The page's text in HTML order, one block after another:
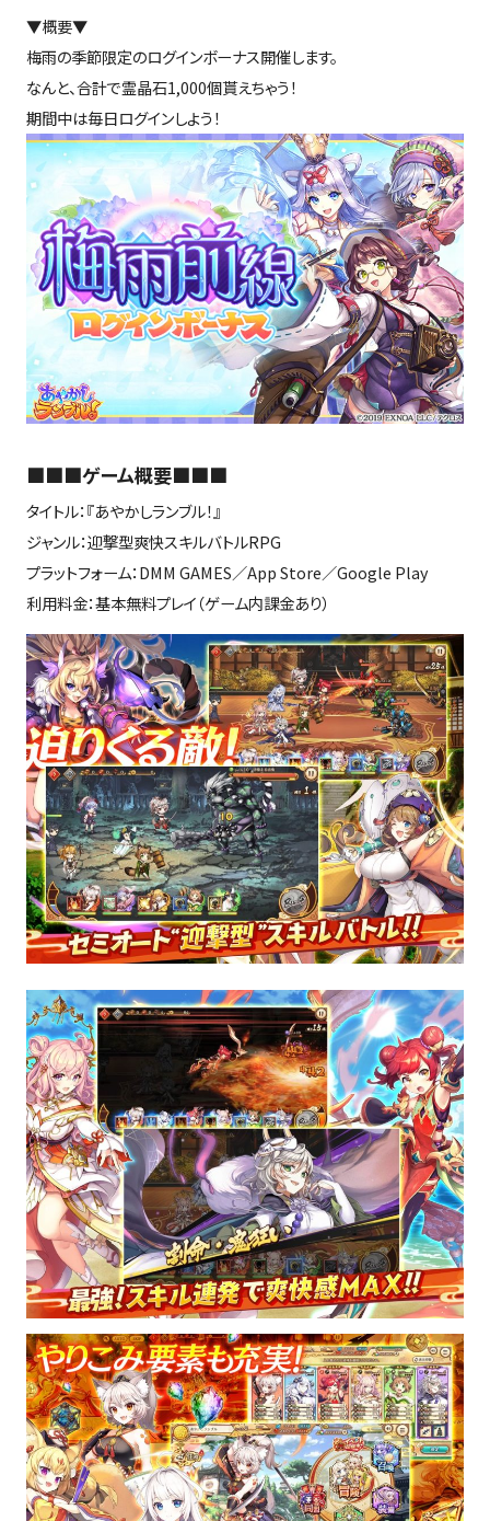
▼概要▼
梅雨の季節限定のログインボーナス開催します。
なんと、合計で霊晶石1,000個貰えちゃう！
期間中は毎日ログインしよう！
■■■ゲーム概要■■■
タイトル：『あやかしランブル！』
ジャンル：迎撃型爽快スキルバトルRPG
プラットフォーム：DMM GAMES／App Store／Google Play
利用料金：基本無料プレイ（ゲーム内課金あり）